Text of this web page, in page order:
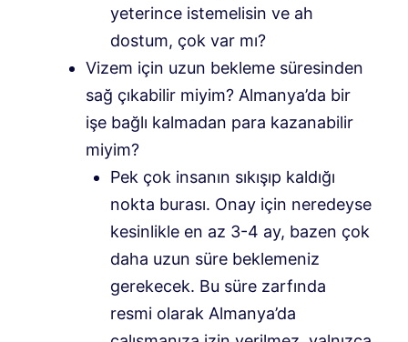
yeterince istemelisin ve ah
dostum, çok var mı?
Vizem için uzun bekleme süresinden
sağ çıkabilir miyim? Almanya’da bir
işe bağlı kalmadan para kazanabilir
miyim?
Pek çok insanın sıkışıp kaldığı
nokta burası. Onay için neredeyse
kesinlikle en az 3-4 ay, bazen çok
daha uzun süre beklemeniz
gerekecek. Bu süre zarfında
resmi olarak Almanya’da